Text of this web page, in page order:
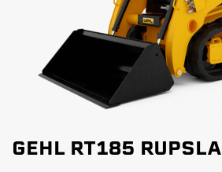
GEHL RT185